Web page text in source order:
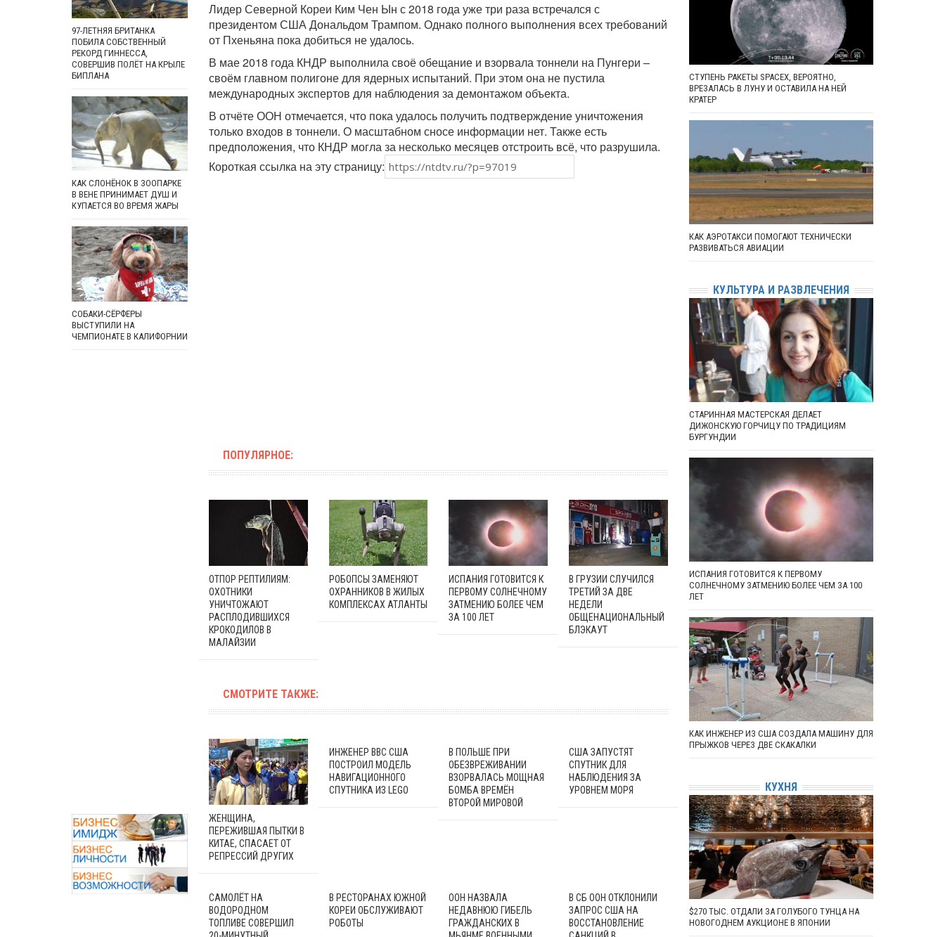
Лидер Северной Кореи Ким Чен Ын с 2018 года уже три раза встречался с
президентом США Дональдом Трампом. Однако полного выполнения всех требований
от Пхеньяна пока добиться не удалось.
В мае 2018 года КНДР выполнила своё обещание и взорвала тоннели на Пунгери –
своём главном полигоне для ядерных испытаний. При этом она не пустила
международных экспертов для наблюдения за демонтажом объекта.
В отчёте ООН отмечается, что пока удалось получить подтверждение уничтожения
только входов в тоннели. О масштабном сносе информации нет. Также есть
предположения, что КНДР могла за несколько месяцев отстроить всё, что разрушила.
Короткая ссылка на эту страницу:
ПОПУЛЯРНОЕ:
ОТПОР РЕПТИЛИЯМ:
ОХОТНИКИ
УНИЧТОЖАЮТ
РАСПЛОДИВШИХСЯ
КРОКОДИЛОВ В
МАЛАЙЗИИ
РОБОПСЫ ЗАМЕНЯЮТ
ОХРАННИКОВ В ЖИЛЫХ
КОМПЛЕКСАХ АТЛАНТЫ
ИСПАНИЯ ГОТОВИТСЯ К
ПЕРВОМУ СОЛНЕЧНОМУ
ЗАТМЕНИЮ БОЛЕЕ ЧЕМ
ЗА 100 ЛЕТ
В ГРУЗИИ СЛУЧИЛСЯ
ТРЕТИЙ ЗА ДВЕ
НЕДЕЛИ
ОБЩЕНАЦИОНАЛЬНЫЙ
БЛЭКАУТ
СМОТРИТЕ ТАКЖЕ:
ЖЕНЩИНА,
ПЕРЕЖИВШАЯ ПЫТКИ В
КИТАЕ, СПАСАЕТ ОТ
РЕПРЕССИЙ ДРУГИХ
ИНЖЕНЕР ВВС США
ПОСТРОИЛ МОДЕЛЬ
НАВИГАЦИОННОГО
СПУТНИКА ИЗ LEGO
В ПОЛЬШЕ ПРИ
ОБЕЗВРЕЖИВАНИИ
ВЗОРВАЛАСЬ МОЩНАЯ
БОМБА ВРЕМЁН
ВТОРОЙ МИРОВОЙ
США ЗАПУСТЯТ
СПУТНИК ДЛЯ
НАБЛЮДЕНИЯ ЗА
УРОВНЕМ МОРЯ
САМОЛЁТ НА
ВОДОРОДНОМ
ТОПЛИВЕ СОВЕРШИЛ
В РЕСТОРАНАХ ЮЖНОЙ
КОРЕИ ОБСЛУЖИВАЮТ
РОБОТЫ
ООН НАЗВАЛА
НЕДАВНЮЮ ГИБЕЛЬ
ГРАЖДАНСКИХ В
В СБ ООН ОТКЛОНИЛИ
ЗАПРОС США НА
ВОССТАНОВЛЕНИЕ
97-ЛЕТНЯЯ БРИТАНКА
ПОБИЛА СОБСТВЕННЫЙ
РЕКОРД ГИННЕССА,
СОВЕРШИВ ПОЛЁТ НА КРЫЛЕ
БИПЛАНА
КАК СЛОНЁНОК В ЗООПАРКЕ
В ВЕНЕ ПРИНИМАЕТ ДУШ И
КУПАЕТСЯ ВО ВРЕМЯ ЖАРЫ
СОБАКИ-СЁРФЕРЫ
ВЫСТУПИЛИ НА
ЧЕМПИОНАТЕ В КАЛИФОРНИИ
СТУПЕНЬ РАКЕТЫ SPACEX, ВЕРОЯТНО,
ВРЕЗАЛАСЬ В ЛУНУ И ОСТАВИЛА НА НЕЙ
КРАТЕР
КАК АЭРОТАКСИ ПОМОГАЮТ ТЕХНИЧЕСКИ
РАЗВИВАТЬСЯ АВИАЦИИ
КУЛЬТУРА И РАЗВЛЕЧЕНИЯ
СТАРИННАЯ МАСТЕРСКАЯ ДЕЛАЕТ
ДИЖОНСКУЮ ГОРЧИЦУ ПО ТРАДИЦИЯМ
БУРГУНДИИ
ИСПАНИЯ ГОТОВИТСЯ К ПЕРВОМУ
СОЛНЕЧНОМУ ЗАТМЕНИЮ БОЛЕЕ ЧЕМ ЗА 100
ЛЕТ
КАК ИНЖЕНЕР ИЗ США СОЗДАЛА МАШИНУ ДЛЯ
ПРЫЖКОВ ЧЕРЕЗ ДВЕ СКАКАЛКИ
КУХНЯ
$270 ТЫС. ОТДАЛИ ЗА ГОЛУБОГО ТУНЦА НА
НОВОГОДНЕМ АУКЦИОНЕ В ЯПОНИИ